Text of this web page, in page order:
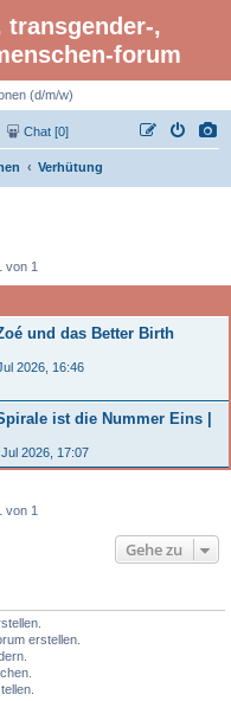
,
forum
(d/m/w)
Chat [0]
Verhütung
von 1
und das Better Birth
2026, 16:46
ist die Nummer Eins |
2026, 17:07
von 1
Gehe zu
erstellen.